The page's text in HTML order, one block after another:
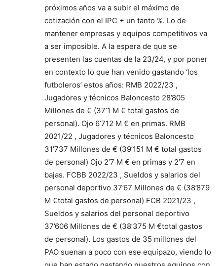
próximos años va a subir el máximo de
cotización con el IPC + un tanto %. Lo de
mantener empresas y equipos competitivos va
a ser imposible. A la espera de que se
presenten las cuentas de la 23/24, y por poner
en contexto lo que han venido gastando ‘los
futboleros’ estos años: RMB 2022/23 ,
Jugadores y técnicos Baloncesto 28’805
Millones de € (37’1 M € total gastos de
personal). Ojo 6’712 M € en primas. RMB
2021/22 , Jugadores y técnicos Baloncesto
31’737 Millones de € (39’151 M € total gastos
de personal) Ojo 2’7 M € en primas y 2’7 en
bajas. FCBB 2022/23 , Sueldos y salarios del
personal deportivo 37’67 Millones de € (38’879
M €total gastos de personal) FCB 2021/23 ,
Sueldos y salarios del personal deportivo
37’606 Millones de € (38’375 M €total gastos
de personal). Los gastos de 35 millones del
PAO suenan a poco con ese equipazo, viendo lo